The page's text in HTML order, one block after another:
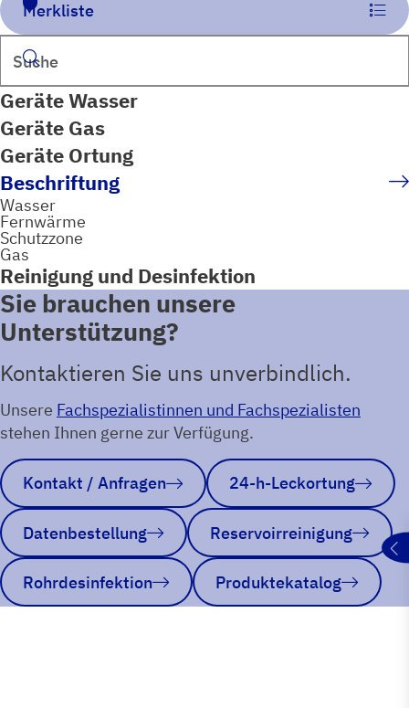
Merkliste
Suchen
Geräte Wasser
Geräte Gas
Geräte Ortung
Beschriftung
Wasser
Fernwärme
Schutzzone
Gas
Reinigung und Desinfektion
Sie brauchen unsere
Unterstützung?
Kontaktieren Sie uns unverbindlich.
Unsere Fachspezialistinnen und Fachspezialisten
stehen Ihnen gerne zur Verfügung.
Kontakt / Anfragen 24-h-Leckortung
Datenbestellung Reservoirreinigung
Rohrdesinfektion Produktekatalog